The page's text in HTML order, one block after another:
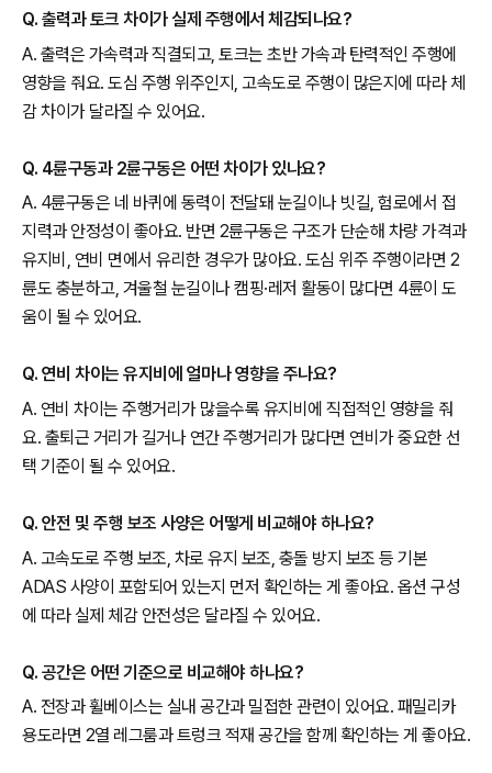
Q. 출력과 토크 차이가 실제 주행에서 체감되나요?
A. 출력은 가속력과 직결되고, 토크는 초반 가속과 탄력적인 주행에
영향을 줘요. 도심 주행 위주인지, 고속도로 주행이 많은지에 따라 체
감 차이가 달라질 수 있어요.
Q. 4륜구동과 2륜구동은 어떤 차이가 있나요?
A. 4륜구동은 네 바퀴에 동력이 전달돼 눈길이나 빗길, 험로에서 접
지력과 안정성이 좋아요. 반면 2륜구동은 구조가 단순해 차량 가격과
유지비, 연비 면에서 유리한 경우가 많아요. 도심 위주 주행이라면 2
륜도 충분하고, 겨울철 눈길이나 캠핑·레저 활동이 많다면 4륜이 도
움이 될 수 있어요.
Q. 연비 차이는 유지비에 얼마나 영향을 주나요?
A. 연비 차이는 주행거리가 많을수록 유지비에 직접적인 영향을 줘
요. 출퇴근 거리가 길거나 연간 주행거리가 많다면 연비가 중요한 선
택 기준이 될 수 있어요.
Q. 안전 및 주행 보조 사양은 어떻게 비교해야 하나요?
A. 고속도로 주행 보조, 차로 유지 보조, 충돌 방지 보조 등 기본
ADAS 사양이 포함되어 있는지 먼저 확인하는 게 좋아요. 옵션 구성
에 따라 실제 체감 안전성은 달라질 수 있어요.
Q. 공간은 어떤 기준으로 비교해야 하나요?
A. 전장과 휠베이스는 실내 공간과 밀접한 관련이 있어요. 패밀리카
용도라면 2열 레그룸과 트렁크 적재 공간을 함께 확인하는 게 좋아요.